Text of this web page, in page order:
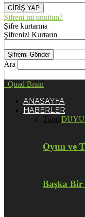
Şifreni mi unuttun?
Şifre kurtarma
Şifrenizi Kurtarın
Ara
Quad Brain
ANASAYFA
HABERLER
Tümü
Oyun ve
Başka Bir